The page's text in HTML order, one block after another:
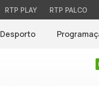
RTP PLAY RTP PALCO
Desporto